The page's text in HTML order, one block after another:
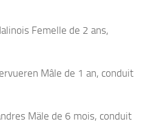
Femelle de 2 ans,
Mâle de 1 an, conduit
Mäle de 6 mois, conduit